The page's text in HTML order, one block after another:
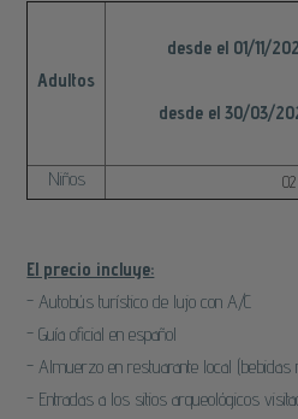
Adultos
desde el 01/11/
desde el 30/03/
Niños
El precio incluye:
- Autobús turístico de lujo con A/C
- Guía oficial en español
- Almuerzo en restuarante local (bebidas
- Entradas a los sitios arqueológicos